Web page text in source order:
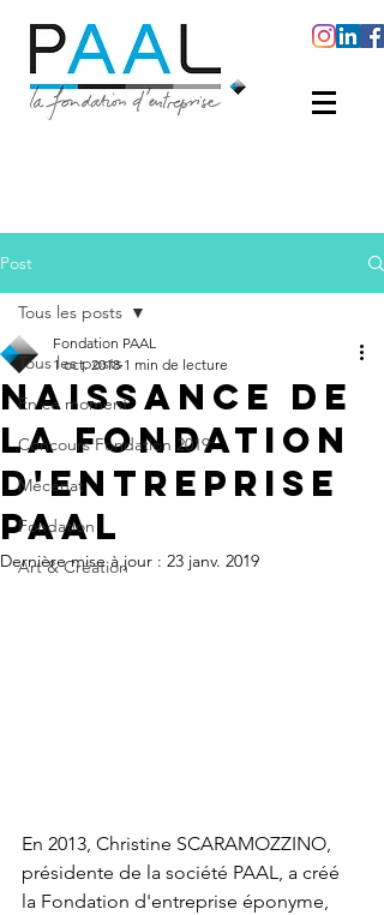
Post
Tous les posts
En ce moment
Concours Fondation 2019
Mécénat
Fondation
Art & Création
Tous les posts
Naissance de
la fondation
d'entreprise
PAAL
Fondation PAAL
1 oct. 2018 1 min de lecture
Dernière mise à jour : 23 janv. 2019
En 2013, Christine SCARAMOZZINO,
présidente de la société PAAL, a créé
la Fondation d'entreprise éponyme,